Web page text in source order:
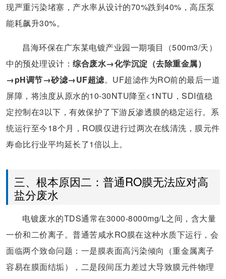
现严重污染堵塞，产水率从设计的70%跌到40%，高压泵
能耗飙升30%。
昌海环保在广东某电镀产业园一期项目（500m3/天）
中的预处理设计： 综合废水→化学沉淀（去除重金属）
→pH调节→砂滤→UF超滤。UF超滤作为RO前的最后一道
屏障，将浊度从原水的10-30NTU降至<1NTU，SDI值稳
定控制在3以下，有效保护了下游反渗透膜的稳定运行。系
统运行至今18个月，RO膜仅进行过两次在线清洗，膜元件
寿命比行业平均延长了1倍以上。
三、根本原因二：普通RO膜无法应对高
盐分废水
电镀废水的TDS通常在3000-8000mg/L之间，含大量
一价和二价离子。普通苦咸水RO膜在这种水质下运行，会
面临两个致命问题：一是膜表面高污染倾向（重金属离子
容易在膜面结垢），二是段间压力差过大导致膜元件物理